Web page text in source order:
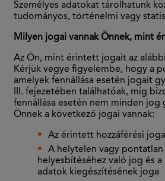
Személyes adatokat tárolhatunk
tudományos, történelmi vagy
Milyen jogai vannak Önnek, mint
Az Ön, mint érintett jogait az
Kérjük vegye figyelembe, hogy a
amelyek fennállása esetén jogait
III. fejezetében találhatóak, míg
fennállása esetén nem minden jog
Önnek a következő jogai vannak:
Az érintett hozzáférési joga
A helytelen vagy pontatlan
helyesbítéséhez való jog és a
adatok kiegészítésének joga